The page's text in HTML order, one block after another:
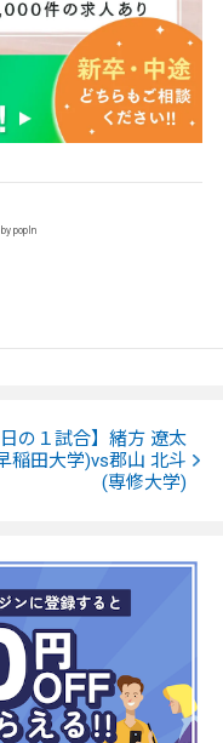
popIn
日の１試合】緒方 遼太
稲田大学)vs郡山 北斗
(専修大学)